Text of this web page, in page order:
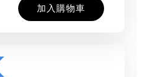
加入購物車